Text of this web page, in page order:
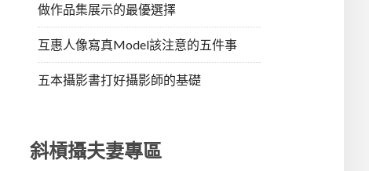
做作品集展示的最優選擇
互惠人像寫真Model該注意的五件事
五本攝影書打好攝影師的基礎
斜槓攝夫妻專區